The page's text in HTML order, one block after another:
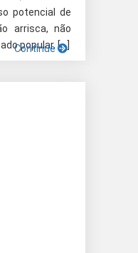
potencial de
arrisca, não
popular, […]
Continue